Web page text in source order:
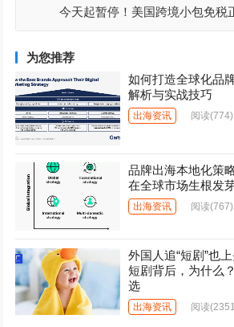
今天起暂停！美国跨境小包免
为您推荐
如何打造全球化品
解析与实战技巧
出海资讯 阅读(774)
品牌出海本地化策
在全球市场生根发
出海资讯 阅读(767)
外国人追“短剧”也
短剧背后，为什么
选
出海资讯 阅读